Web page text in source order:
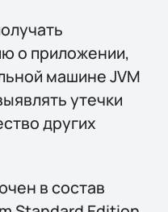
о приложении,
машине JVM
утечки
других
в состав